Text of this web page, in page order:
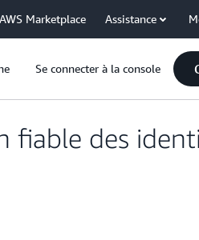
AWS Marketplace Assistance
Se connecter à la console
fiable des